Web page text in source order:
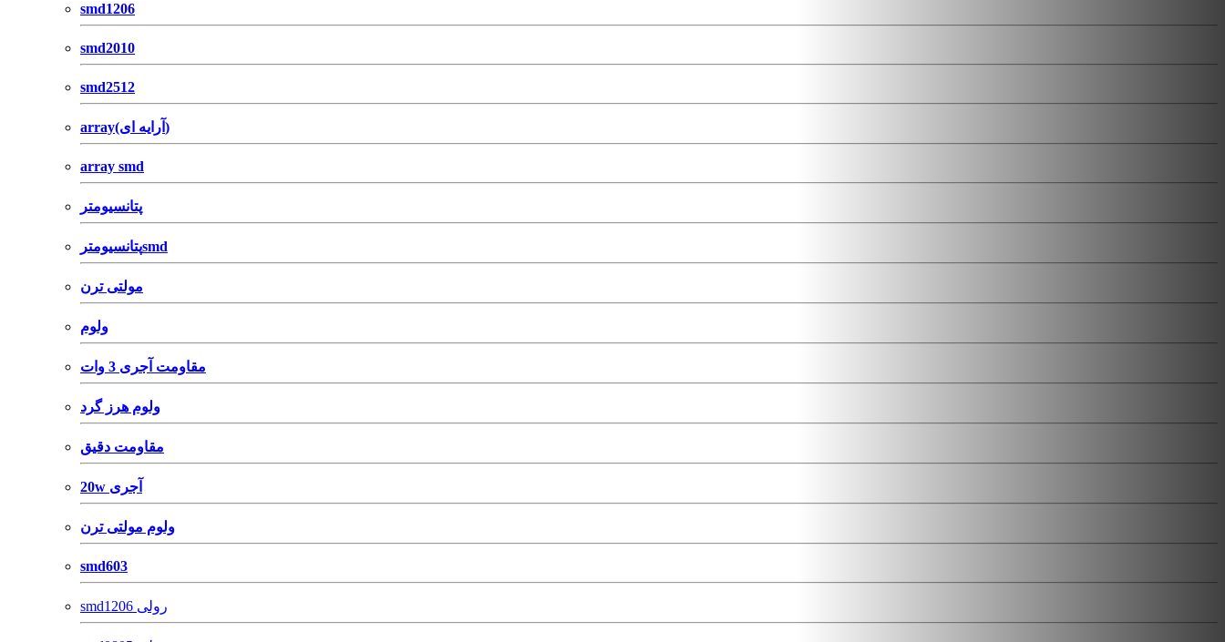
smd1206
smd2010
smd2512
array(آرایه ای)
array smd
پتانسیومتر
پتانسیومترsmd
مولتی ترن
ولوم
مقاومت آجری 3 وات
ولوم هرز گرد
مقاومت دقیق
20w آجری
ولوم مولتی ترن
smd603
smd1206 رولی